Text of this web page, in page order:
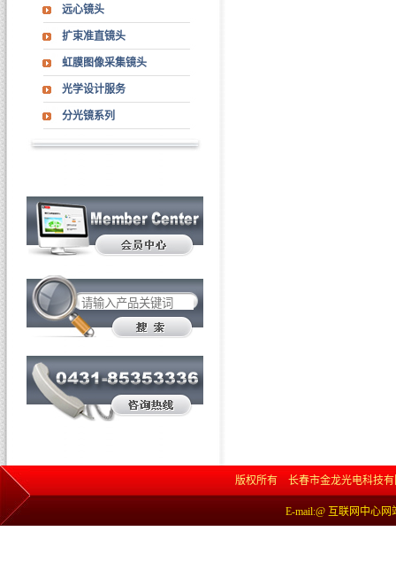
远心镜头
扩束准直镜头
虹膜图像采集镜头
光学设计服务
分光镜系列
版权所有 长春市金龙光电科技有
E-mail:@ 互联网中心